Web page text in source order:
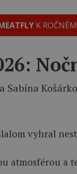
K
Sabína
atmosférou a